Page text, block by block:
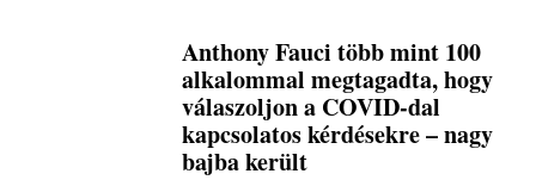
Anthony Fauci több mint 100
alkalommal megtagadta, hogy
válaszoljon a COVID-dal
kapcsolatos kérdésekre – nagy
bajba került